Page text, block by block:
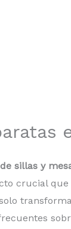
sillas y
crucial